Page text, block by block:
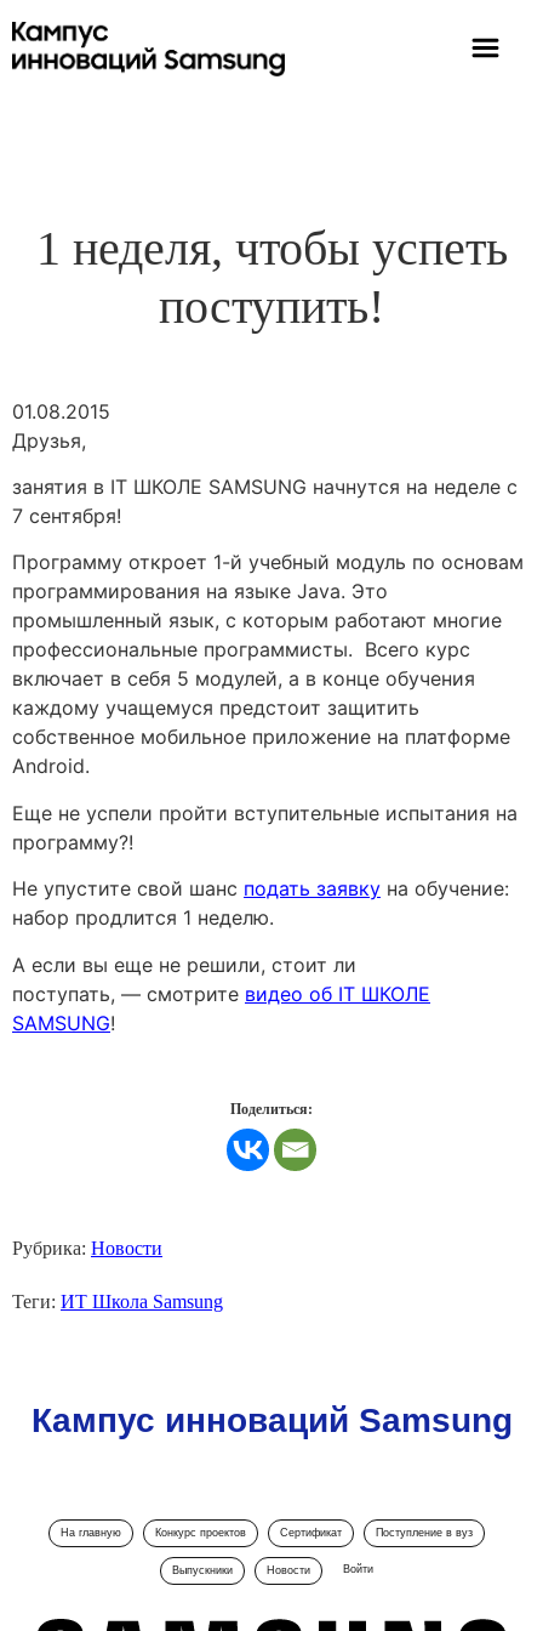
1 неделя, чтобы успеть
поступить!
01.08.2015
Друзья,
занятия в IT ШКОЛЕ SAMSUNG начнутся на неделе с
7 сентября!
Программу откроет 1-й учебный модуль по основам
программирования на языке Java. Это
промышленный язык, с которым работают многие
профессиональные программисты. Всего курс
включает в себя 5 модулей, а в конце обучения
каждому учащемуся предстоит защитить
собственное мобильное приложение на платформе
Android.
Еще не успели пройти вступительные испытания на
программу?!
Не упустите свой шанс подать заявку на обучение:
набор продлится 1 неделю.
А если вы еще не решили, стоит ли
поступать, — смотрите видео об IT ШКОЛЕ
SAMSUNG!
Поделиться:
Рубрика: Новости
Теги: ИТ Школа Samsung
Кампус инноваций Samsung
На главную Конкурс проектов Сертификат Поступление в вуз
Выпускники Новости Войти